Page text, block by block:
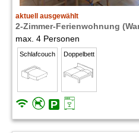
aktuell ausgewählt
2-Zimmer-Ferienwohnung
max. 4 Personen
Schlafcouch Doppelbett